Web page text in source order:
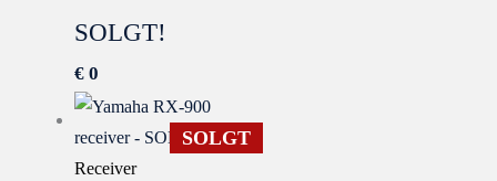
SOLGT!
€0
SOLGT
Receiver